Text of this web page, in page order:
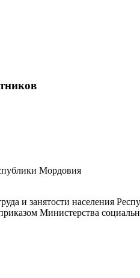
Мордовия
и занятости населения
Министерства